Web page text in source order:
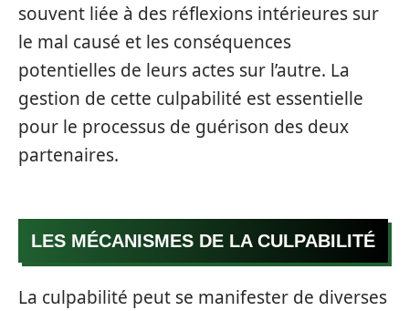
souvent liée à des réflexions intérieures sur
le mal causé et les conséquences
potentielles de leurs actes sur l’autre. La
gestion de cette culpabilité est essentielle
pour le processus de guérison des deux
partenaires.
LES MÉCANISMES DE LA CULPABILITÉ
La culpabilité peut se manifester de diverses